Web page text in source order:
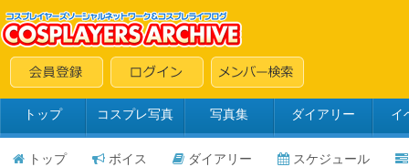
トップ コスプレ写真 写真集 ダイアリー イ
トップ ボイス ダイアリー スケジュール